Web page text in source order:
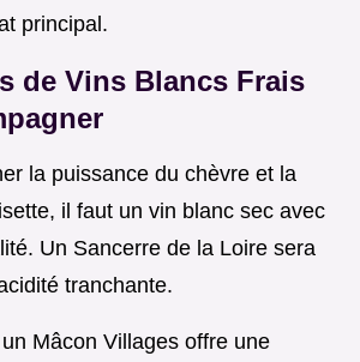
principal.
de Vins Blancs Frais
la puissance du chèvre et la
il faut un vin blanc sec avec
Un Sancerre de la Loire sera
tranchante.
Mâcon Villages offre une